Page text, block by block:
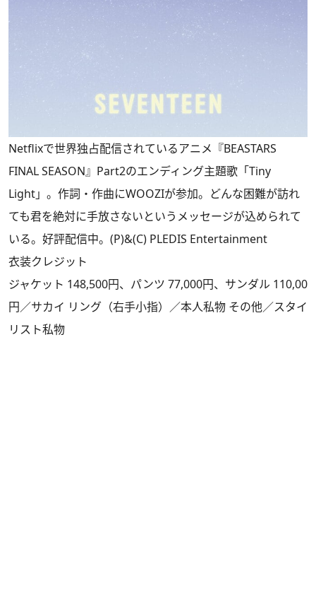
Netflixで世界独占配信されているアニメ『BEASTARS
FINAL SEASON』Part2のエンディング主題歌「Tiny
Light」。作詞・作曲にWOOZIが参加。どんな困難が訪れ
ても君を絶対に手放さないというメッセージが込められて
いる。好評配信中。(P)&(C) PLEDIS Entertainment
衣装クレジット
ジャケット 148,500円、パンツ 77,000円、サンダル 110,00
円／サカイ リング（右手小指）／本人私物 その他／スタイ
リスト私物